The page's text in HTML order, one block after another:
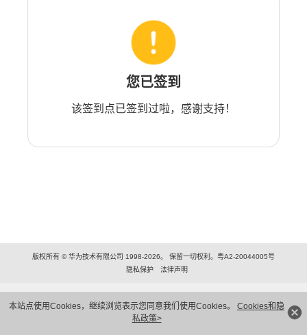
本站点使用Cookies，继续浏览表示您同意我们使用Cookies。 Cookies和隐
私政策>
您已签到
该签到点已签到过啦，感谢支持！
版权所有 © 华为技术有限公司 1998-2026。 保留一切权利。粤A2-20044005号
隐私保护
法律声明